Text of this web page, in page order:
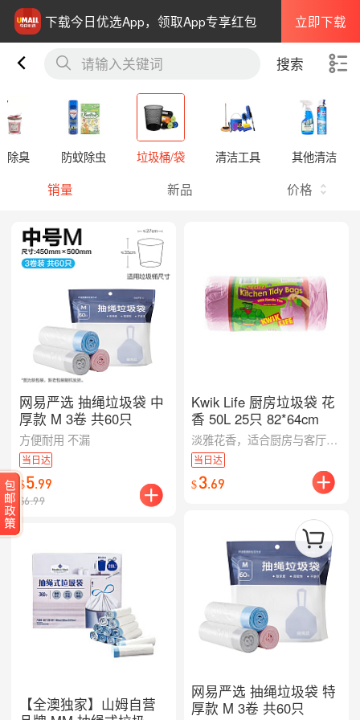
下载今日优选App，领取App专享红包 立即下载
请输入关键词 搜索
除臭 防蚊除虫 垃圾桶/袋 清洁工具 其他清洁
销量 新品 价格
网易严选 抽绳垃圾袋 中
厚款 M 3卷 共60只
方便耐用 不漏
当日达
$5.99
$6.99
【全澳独家】山姆自营
Kwik Life 厨房垃圾袋 花
香 50L 25只 82*64cm
淡雅花香，适合厨房与客厅等多场景；容量友好，装纳更从容。
当日达
$3.69
网易严选 抽绳垃圾袋 特
厚款 M 3卷 共60只